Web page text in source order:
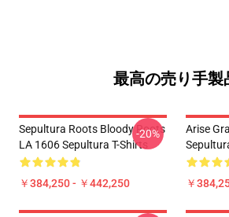
最高の売り手製
Sepultura Roots Bloody Roots
LA 1606 Sepultura T-Shirts
￥384,250 - ￥442,250
-20%
Arise
￥